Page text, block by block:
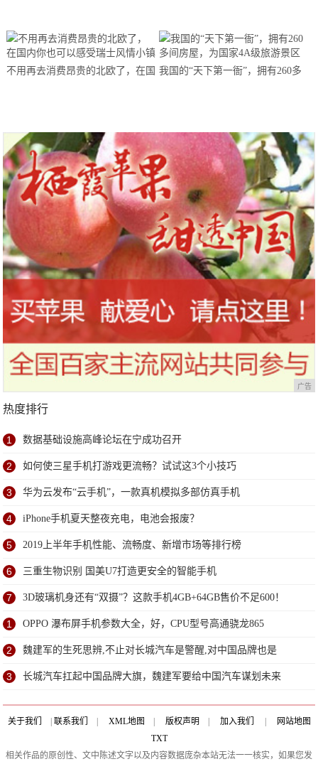
不用再去消费昂贵的北欧了，在国 我国的“天下第一衙”，拥有260多
广告
热度排行
1 数据基础设施高峰论坛在宁成功召开
2 如何使三星手机打游戏更流畅？试试这3个小技巧
3 华为云发布“云手机”，一款真机模拟多部仿真手机
4 iPhone手机夏天整夜充电，电池会报废？
5 2019上半年手机性能、流畅度、新增市场等排行榜
6 三重生物识别 国美U7打造更安全的智能手机
7 3D玻璃机身还有“双摄”？这款手机4GB+64GB售价不足600！
1 OPPO 瀑布屏手机参数大全，好，CPU型号高通骁龙865
2 魏建军的生死思辨,不止对长城汽车是警醒,对中国品牌也是
3 长城汽车扛起中国品牌大旗，魏建军要给中国汽车谋划未来
关于我们 联系我们 XML地图 版权声明 加入我们
网站地图
TXT
相关作品的原创性、文中陈述文字以及内容数据庞杂本站无法一一核实，如果您发